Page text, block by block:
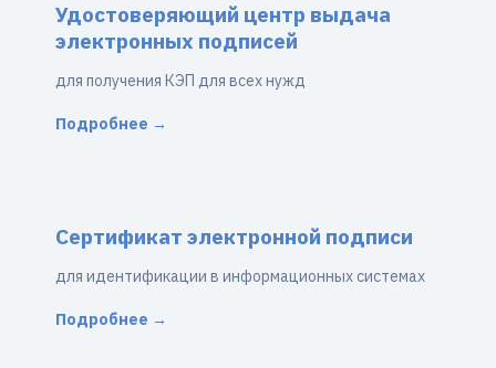
Удостоверяющий центр выдача
электронных подписей
для получения КЭП для всех нужд
Подробнее →
Сертификат электронной подписи
для идентификации в информационных системах
Подробнее →